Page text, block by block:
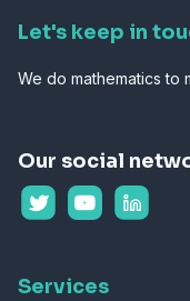
Let's keep in
We do mathematics to
Our social
Services